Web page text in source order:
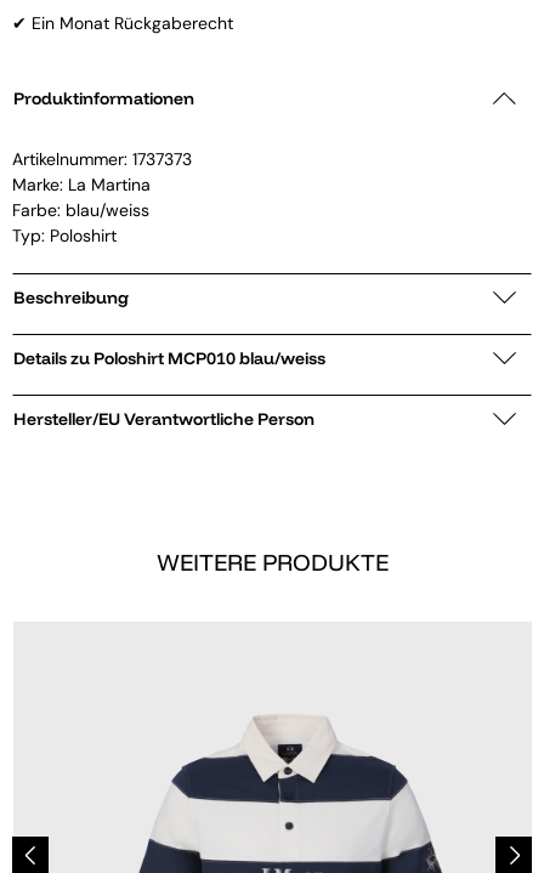
✔ Ein Monat Rückgaberecht
Produktinformationen
Artikelnummer: 1737373
Marke: La Martina
Farbe: blau/weiss
Typ: Poloshirt
Beschreibung
Details zu Poloshirt MCP010 blau/weiss
Hersteller/EU Verantwortliche Person
WEITERE PRODUKTE